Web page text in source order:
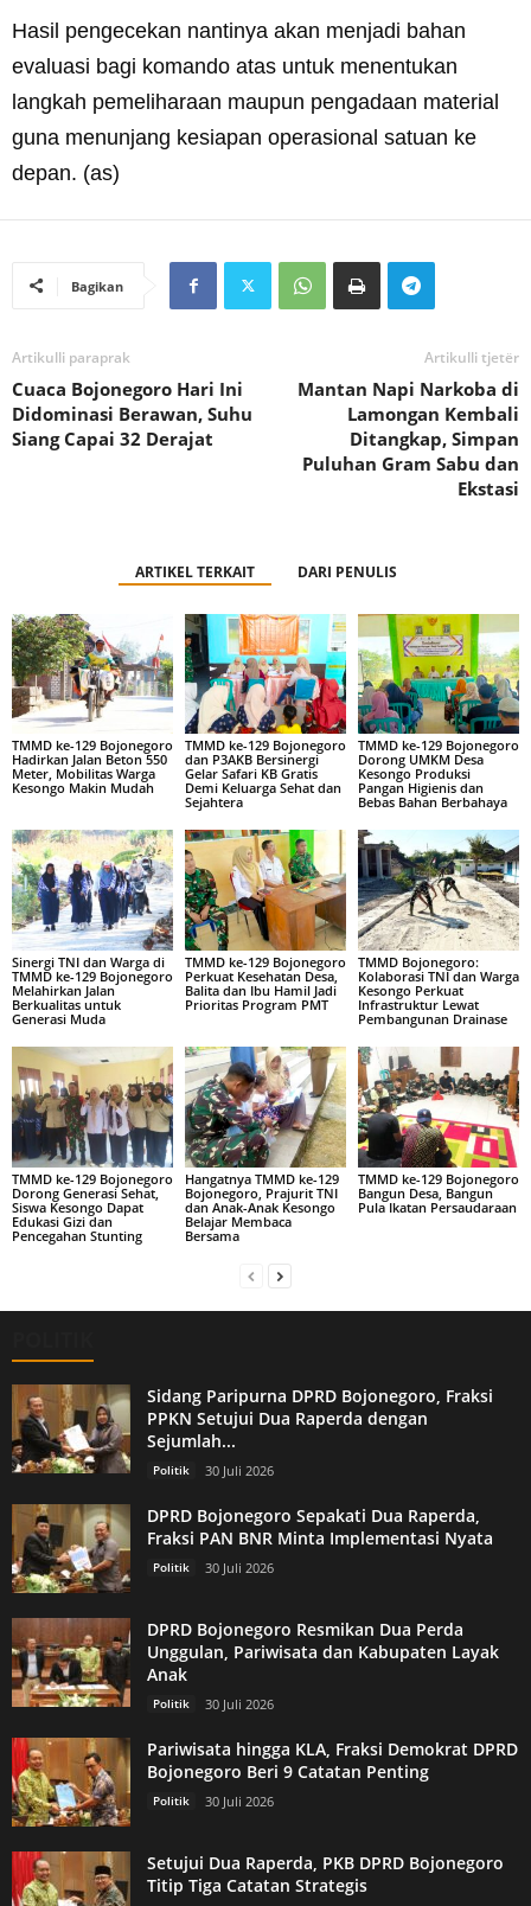
Hasil pengecekan nantinya akan menjadi bahan
evaluasi bagi komando atas untuk menentukan
langkah pemeliharaan maupun pengadaan material
guna menunjang kesiapan operasional satuan ke
depan. (as)
Bagikan
Artikulli paraprak
Cuaca Bojonegoro Hari Ini
Didominasi Berawan, Suhu
Siang Capai 32 Derajat
Artikulli tjetër
Mantan Napi Narkoba di
Lamongan Kembali
Ditangkap, Simpan
Puluhan Gram Sabu dan
Ekstasi
ARTIKEL TERKAIT DARI PENULIS
TMMD ke-129 Bojonegoro
Hadirkan Jalan Beton 550
Meter, Mobilitas Warga
Kesongo Makin Mudah
TMMD ke-129 Bojonegoro
dan P3AKB Bersinergi
Gelar Safari KB Gratis
Demi Keluarga Sehat dan
Sejahtera
TMMD ke-129 Bojonegoro
Dorong UMKM Desa
Kesongo Produksi
Pangan Higienis dan
Bebas Bahan Berbahaya
Sinergi TNI dan Warga di
TMMD ke-129 Bojonegoro
Melahirkan Jalan
Berkualitas untuk
Generasi Muda
TMMD ke-129 Bojonegoro
Perkuat Kesehatan Desa,
Balita dan Ibu Hamil Jadi
Prioritas Program PMT
TMMD Bojonegoro:
Kolaborasi TNI dan Warga
Kesongo Perkuat
Infrastruktur Lewat
Pembangunan Drainase
TMMD ke-129 Bojonegoro
Dorong Generasi Sehat,
Siswa Kesongo Dapat
Edukasi Gizi dan
Pencegahan Stunting
Hangatnya TMMD ke-129
Bojonegoro, Prajurit TNI
dan Anak-Anak Kesongo
Belajar Membaca
Bersama
TMMD ke-129 Bojonegoro
Bangun Desa, Bangun
Pula Ikatan Persaudaraan
Sidang Paripurna DPRD Bojonegoro, Fraksi
PPKN Setujui Dua Raperda dengan
Sejumlah...
Politik 30 Juli 2026
DPRD Bojonegoro Sepakati Dua Raperda,
Fraksi PAN BNR Minta Implementasi Nyata
Politik 30 Juli 2026
DPRD Bojonegoro Resmikan Dua Perda
Unggulan, Pariwisata dan Kabupaten Layak
Anak
Politik 30 Juli 2026
Pariwisata hingga KLA, Fraksi Demokrat DPRD
Bojonegoro Beri 9 Catatan Penting
Politik 30 Juli 2026
Setujui Dua Raperda, PKB DPRD Bojonegoro
Titip Tiga Catatan Strategis